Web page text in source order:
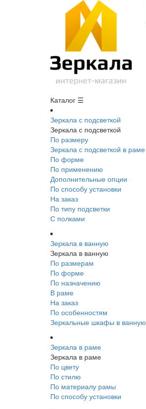
Каталог ☰
Зеркала с подсветкой
Зеркала с подсветкой
По размеру
Зеркала с подсветкой в раме
По форме
По применению
Дополнительные опции
По способу установки
На заказ
По типу подсветки
С полками
Зеркала в ванную
Зеркала в ванную
По размерам
По форме
По назначению
В раме
На заказ
По особенностям
Зеркальные шкафы в ванную
Зеркала в раме
Зеркала в раме
По цвету
По стилю
По материалу рамы
По способу установки